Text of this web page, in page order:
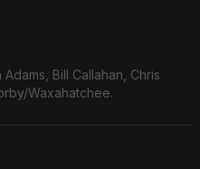
Bill Callahan, Chris
Waxahatchee.